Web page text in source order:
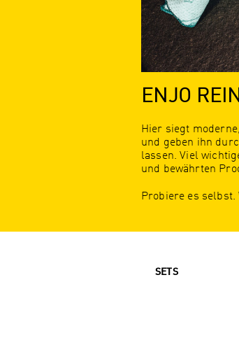
ENJO
Hier siegt
und geben ihn
lassen. Viel
und bewährten
Probiere es selbst.
SETS